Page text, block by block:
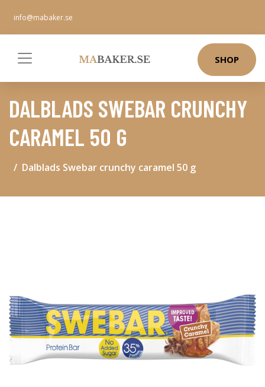
info@mabaker.se
SHOP
DALBLADS SWEBAR CRUNCHY
CARAMEL 50 G
Dalblads Swebar crunchy caramel 50 g